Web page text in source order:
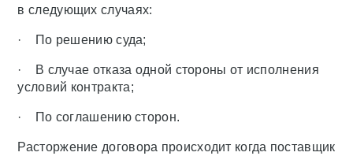
в следующих случаях:
· По решению суда;
· В случае отказа одной стороны от исполнения
условий контракта;
· По соглашению сторон.
Расторжение договора происходит когда поставщик